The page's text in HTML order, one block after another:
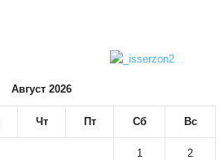
Август 2026
Чт Пт Сб Вс
1 2